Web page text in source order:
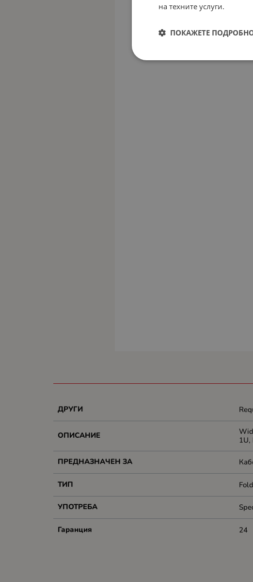
ДРУГИ
ОПИСАНИЕ
1U,
ПРЕДНАЗНАЧЕН ЗА
ТИП
УПОТРЕБА
Гаранция 24
на техните услуги.
ПОКАЖЕТЕ